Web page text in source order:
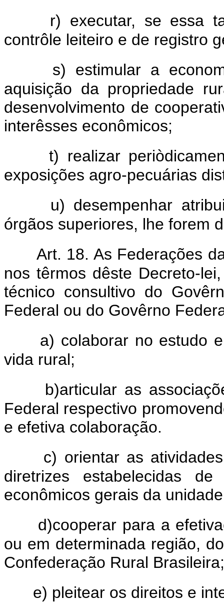
r) executar, se essa
contrôle leiteiro e de registro
s) estimular a
aquisição da propriedade
desenvolvimento de
interêsses econômicos;
t) realizar
exposições agro-pecuárias
u) desempenhar
órgãos superiores, lhe forem
Art. 18. As Federações
nos têrmos dêste Decreto-
técnico consultivo do
Federal ou do Govêrno
a) colaborar no estudo
vida rural;
b)articular as
Federal respectivo
e efetiva colaboração.
c) orientar as
diretrizes estabelecidas
econômicos gerais da
d)cooperar para a
ou em determinada região,
Confederação Rural Brasileira;
e) pleitear os direitos e